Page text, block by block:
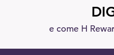
e come H